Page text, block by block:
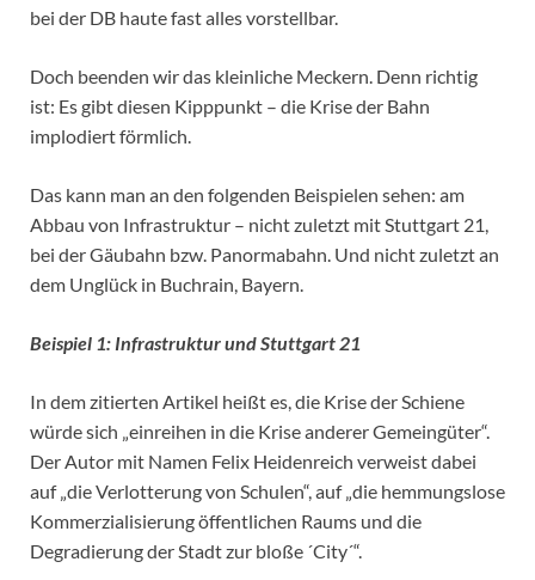
bei der DB haute fast alles vorstellbar.
Doch beenden wir das kleinliche Meckern. Denn richtig
ist: Es gibt diesen Kipppunkt – die Krise der Bahn
implodiert förmlich.
Das kann man an den folgenden Beispielen sehen: am
Abbau von Infrastruktur – nicht zuletzt mit Stuttgart 21,
bei der Gäubahn bzw. Panormabahn. Und nicht zuletzt an
dem Unglück in Buchrain, Bayern.
Beispiel 1: Infrastruktur und Stuttgart 21
In dem zitierten Artikel heißt es, die Krise der Schiene
würde sich „einreihen in die Krise anderer Gemeingüter“.
Der Autor mit Namen Felix Heidenreich verweist dabei
auf „die Verlotterung von Schulen“, auf „die hemmungslose
Kommerzialisierung öffentlichen Raums und die
Degradierung der Stadt zur bloße ´City´“.